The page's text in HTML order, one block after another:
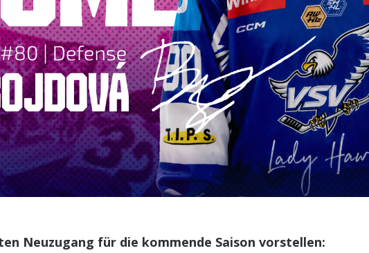
Neuzugang für die kommende Saison vorstellen: